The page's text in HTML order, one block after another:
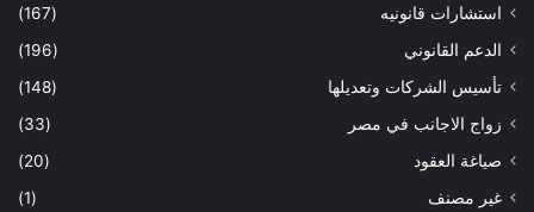
استشارات قانونيه
(167)
الدعم القانوني
(196)
تأسيس الشركات وتعديلها
(148)
زواج الاجانب في مصر
(33)
صياغة العقود
(20)
غير مصنف
(1)